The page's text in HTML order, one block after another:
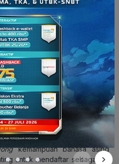
bahasa nasional negara
dan bertahan hidup.
untuk menyiapkan asuransi
tinggal di luar negeri.
tersebut diputuskan melalui
juga keluarga angkat. Begitu
visa yang membutuhkan
Au Pair dan keluarga angkat.
tertentu seperti Amerika
mengantongi ijazah
nihbuat ikutan programAu
kemampuan bahasa asing
untuk mendaftar sebagai
Au